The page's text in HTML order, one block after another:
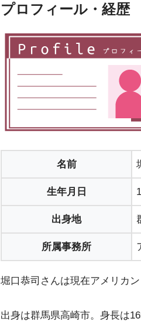
プロフィール・経歴
名前
生年月日
出身地
所属事務所
堀口恭司さんは現在アメリカ
出身は群馬県高崎市。身長は